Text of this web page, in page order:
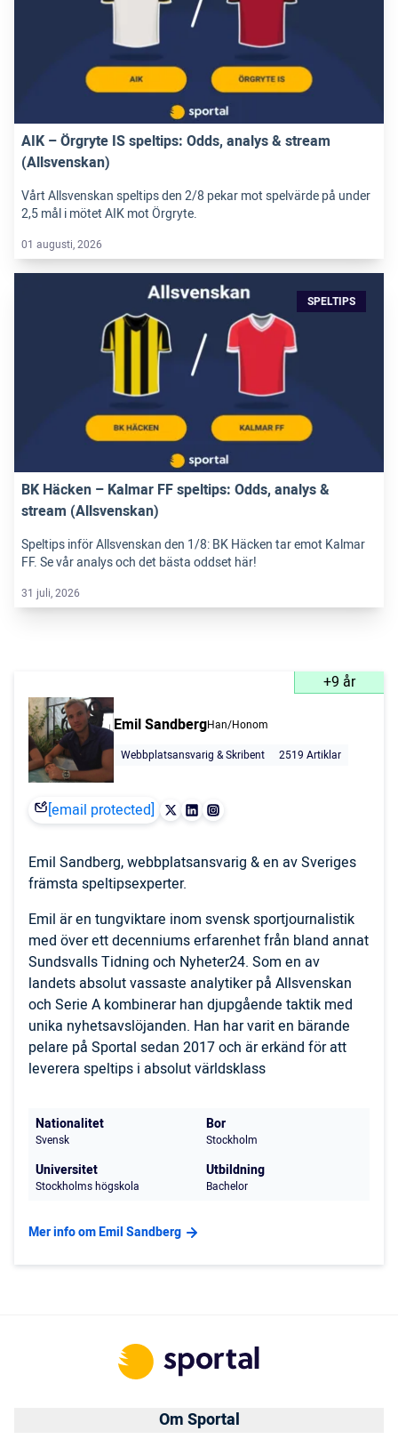
AIK – Örgryte IS speltips: Odds, analys & stream
(Allsvenskan)
Vårt Allsvenskan speltips den 2/8 pekar mot spelvärde på under
2,5 mål i mötet AIK mot Örgryte.
01 augusti, 2026
SPELTIPS
BK Häcken – Kalmar FF speltips: Odds, analys &
stream (Allsvenskan)
Speltips inför Allsvenskan den 1/8: BK Häcken tar emot Kalmar
FF. Se vår analys och det bästa oddset här!
31 juli, 2026
+9 år
Emil SandbergHan/Honom
Webbplatsansvarig & Skribent
2519 Artiklar
[email protected]
Emil Sandberg, webbplatsansvarig & en av Sveriges
främsta speltipsexperter.
Emil är en tungviktare inom svensk sportjournalistik
med över ett decenniums erfarenhet från bland annat
Sundsvalls Tidning och Nyheter24. Som en av
landets absolut vassaste analytiker på Allsvenskan
och Serie A kombinerar han djupgående taktik med
unika nyhetsavslöjanden. Han har varit en bärande
pelare på Sportal sedan 2017 och är erkänd för att
leverera speltips i absolut världsklass
Nationalitet
Svensk
Bor
Stockholm
Universitet
Stockholms högskola
Utbildning
Bachelor
Mer info om Emil Sandberg
Om Sportal